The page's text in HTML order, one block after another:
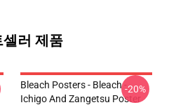
러 제품
Bleach Posters - Bleach -
Ichigo And Zangetsu Poster
-20%